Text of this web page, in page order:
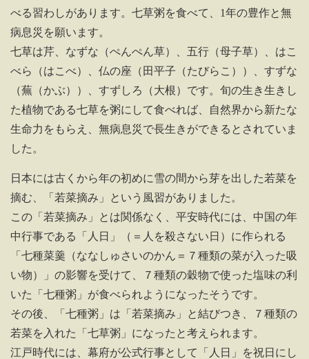
べる習わしがあります。七草粥を食べて、1年の豊作と無
病息災を願います。
七草は芹、なずな（ぺんぺん草）、五行（母子草）、はこ
べら（はこべ）、仏の座（田平子（たびらこ））、すずな
（蕪（かぶ））、すずしろ（大根）です。旬の生き生きし
た植物である七草を粥にして食べれば、自然界から新たな
生命力をもらえ、無病息災で長生きができるとされていま
した。
日本には古くから年の初めに雪の間から芽を出した若菜を
摘む、「若菜摘み」という風習がありました。
この「若菜摘み」とは関係なく、平安時代には、中国の年
中行事である「人日」（＝人を殺さない日）に作られる
「七種菜羹（ななしゅさいのかん＝７種類の菜が入った吸
い物）」の影響を受けて、７種類の穀物で使った塩味の利
いた「七種粥」が食べられようになったそうです。
その後、「七種粥」は「若菜摘み」と結びつき、７種類の
若菜を入れた「七草粥」になったと考えられます。
江戸時代には、幕府が公式行事として「人日」を祝日にし